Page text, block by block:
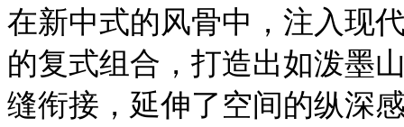
在新中式的风骨中，注入现
的复式组合，打造出如泼墨
缝衔接，延伸了空间的纵深